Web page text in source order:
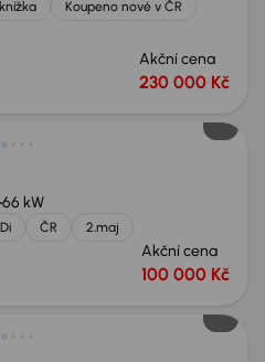
Koupeno nové v ČR
Akční cena
230 000 Kč
66 kW
ČR 2.maj
Akční cena
100 000 Kč